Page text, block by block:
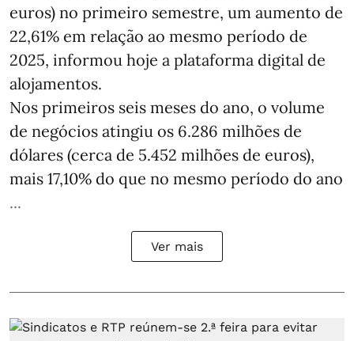
euros) no primeiro semestre, um aumento de
22,61% em relação ao mesmo período de
2025, informou hoje a plataforma digital de
alojamentos.
Nos primeiros seis meses do ano, o volume
de negócios atingiu os 6.286 milhões de
dólares (cerca de 5.452 milhões de euros),
mais 17,10% do que no mesmo período do ano
...
Ver mais